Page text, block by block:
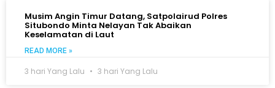
Musim Angin Timur Datang, Satpolairud Polres
Situbondo Minta Nelayan Tak Abaikan
Keselamatan di Laut
READ MORE »
3 hari Yang Lalu 3 hari Yang Lalu